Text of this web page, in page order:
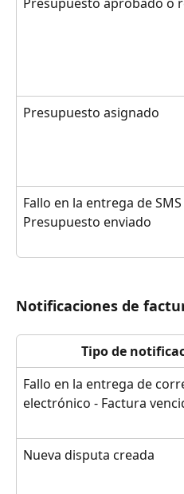
Presupuesto asignado
Fallo en la entrega de SMS
Presupuesto enviado
Notificaciones de
Tipo de
Fallo en la entrega de
electrónico - Factura
Nueva disputa creada